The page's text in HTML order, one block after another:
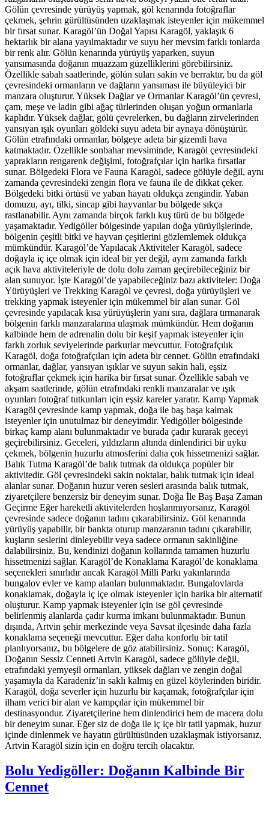
Gölün çevresinde yürüyüş yapmak, göl kenarında fotoğraflar
çekmek, şehrin gürültüsünden uzaklaşmak isteyenler için mükemmel
bir fırsat sunar. Karagöl’ün Doğal Yapısı Karagöl, yaklaşık 6
hektarlık bir alana yayılmaktadır ve suyu her mevsim farklı tonlarda
bir renk alır. Gölün kenarında yürüyüş yaparken, suyun
yansımasında doğanın muazzam güzelliklerini görebilirsiniz.
Özellikle sabah saatlerinde, gölün suları sakin ve berraktır, bu da göl
çevresindeki ormanların ve dağların yansıması ile büyüleyici bir
manzara oluşturur. Yüksek Dağlar ve Ormanlar Karagöl’ün çevresi,
çam, meşe ve ladin gibi ağaç türlerinden oluşan yoğun ormanlarla
kaplıdır. Yüksek dağlar, gölü çevrelerken, bu dağların zirvelerinden
yansıyan ışık oyunları göldeki suyu adeta bir aynaya dönüştürür.
Gölün etrafındaki ormanlar, bölgeye adeta bir gizemli hava
katmaktadır. Özellikle sonbahar mevsiminde, Karagöl çevresindeki
yaprakların rengarenk değişimi, fotoğrafçılar için harika fırsatlar
sunar. Bölgedeki Flora ve Fauna Karagöl, sadece gölüyle değil, aynı
zamanda çevresindeki zengin flora ve fauna ile de dikkat çeker.
Bölgedeki bitki örtüsü ve yaban hayatı oldukça zengindir. Yaban
domuzu, ayı, tilki, sincap gibi hayvanlar bu bölgede sıkça
rastlanabilir. Aynı zamanda birçok farklı kuş türü de bu bölgede
yaşamaktadır. Yedigöller bölgesinde yapılan doğa yürüyüşlerinde,
bölgenin çeşitli bitki ve hayvan çeşitlerini gözlemlemek oldukça
mümkündür. Karagöl’de Yapılacak Aktiviteler Karagöl, sadece
doğayla iç içe olmak için ideal bir yer değil, aynı zamanda farklı
açık hava aktiviteleriyle de dolu dolu zaman geçirebileceğiniz bir
alan sunuyor. İşte Karagöl’de yapabileceğiniz bazı aktiviteler: Doğa
Yürüyüşleri ve Trekking Karagöl ve çevresi, doğa yürüyüşleri ve
trekking yapmak isteyenler için mükemmel bir alan sunar. Göl
çevresinde yapılacak kısa yürüyüşlerin yanı sıra, dağlara tırmanarak
bölgenin farklı manzaralarına ulaşmak mümkündür. Hem doğanın
kalbinde hem de adrenalin dolu bir keşif yapmak isteyenler için
farklı zorluk seviyelerinde parkurlar mevcuttur. Fotoğrafçılık
Karagöl, doğa fotoğrafçıları için adeta bir cennet. Gölün etrafındaki
ormanlar, dağlar, yansıyan ışıklar ve suyun sakin hali, eşsiz
fotoğraflar çekmek için harika bir fırsat sunar. Özellikle sabah ve
akşam saatlerinde, gölün etrafındaki renkli manzaralar ve ışık
oyunları fotoğraf tutkunları için eşsiz kareler yaratır. Kamp Yapmak
Karagöl çevresinde kamp yapmak, doğa ile baş başa kalmak
isteyenler için unutulmaz bir deneyimdir. Yedigöller bölgesinde
birkaç kamp alanı bulunmaktadır ve burada çadır kurarak geceyi
geçirebilirsiniz. Geceleri, yıldızların altında dinlendirici bir uyku
çekmek, bölgenin huzurlu atmosferini daha çok hissetmenizi sağlar.
Balık Tutma Karagöl’de balık tutmak da oldukça popüler bir
aktivitedir. Göl çevresindeki sakin noktalar, balık tutmak için ideal
alanlar sunar. Doğanın huzur veren sesleri arasında balık tutmak,
ziyaretçilere benzersiz bir deneyim sunar. Doğa İle Baş Başa Zaman
Geçirme Eğer hareketli aktivitelerden hoşlanmıyorsanız, Karagöl
çevresinde sadece doğanın tadını çıkarabilirsiniz. Göl kenarında
yürüyüş yapabilir, bir bankta oturup manzaranın tadını çıkarabilir,
kuşların seslerini dinleyebilir veya sadece ormanın sakinliğine
dalabilirsiniz. Bu, kendinizi doğanın kollarında tamamen huzurlu
hissetmenizi sağlar. Karagöl’de Konaklama Karagöl’de konaklama
seçenekleri sınırlıdır ancak Karagöl Milli Parkı yakınlarında
bungalov evler ve kamp alanları bulunmaktadır. Bungalovlarda
konaklamak, doğayla iç içe olmak isteyenler için harika bir alternatif
oluşturur. Kamp yapmak isteyenler için ise göl çevresinde
belirlenmiş alanlarda çadır kurma imkanı bulunmaktadır. Bunun
dışında, Artvin şehir merkezinde veya Savsat ilçesinde daha fazla
konaklama seçeneği mevcuttur. Eğer daha konforlu bir tatil
planlıyorsanız, bu bölgelere de göz atabilirsiniz. Sonuç: Karagöl,
Doğanın Sessiz Cenneti Artvin Karagöl, sadece gölüyle değil,
etrafındaki yemyeşil ormanları, yüksek dağları ve zengin doğal
yaşamıyla da Karadeniz’in saklı kalmış en güzel köylerinden biridir.
Karagöl, doğa severler için huzurlu bir kaçamak, fotoğrafçılar için
ilham verici bir alan ve kampçılar için mükemmel bir
destinasyondur. Ziyaretçilerine hem dinlendirici hem de macera dolu
bir deneyim sunar. Eğer siz de doğa ile iç içe bir tatil yapmak, huzur
içinde dinlenmek ve hayatın gürültüsünden uzaklaşmak istiyorsanız,
Artvin Karagöl sizin için en doğru tercih olacaktır.
Bolu Yedigöller: Doğanın Kalbinde Bir
Cennet